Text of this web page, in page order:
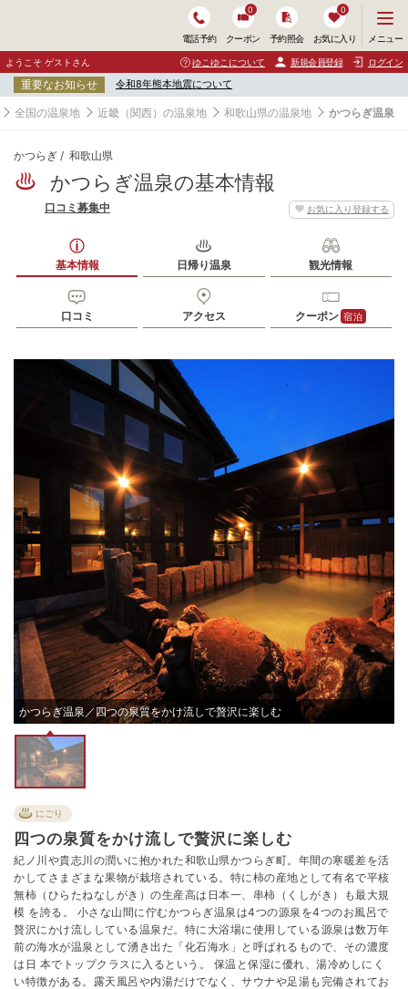
電話予約 クーポン
0
予約照会 お気に入り
0
ニ
ュ
ー
開
く
メニュー
ようこそ ゲストさん ゆこゆこについて 新規会員登録 ログイン
重要なお知らせ 令和8年熊本地震について
全国の温泉地 近畿（関西）の温泉地 和歌山県の温泉地 かつらぎ温泉
かつらぎ 和歌山県
かつらぎ温泉の基本情報
お気に入り登録する
口コミ募集中
基本情報 日帰り温泉 観光情報
口コミ アクセス クーポン 宿泊
かつらぎ温泉／四つの泉質をかけ流しで贅沢に楽しむ
にごり
四つの泉質をかけ流しで贅沢に楽しむ
紀ノ川や貴志川の潤いに抱かれた和歌山県かつらぎ町。年間の寒暖差を活
かしてさまざまな果物が栽培されている。特に柿の産地として有名で平核
無柿（ひらたねなしがき）の生産高は日本一、串柿（くしがき）も最大規
模 を誇る。 小さな山間に佇むかつらぎ温泉は4つの源泉を4つのお風呂で
贅沢にかけ流ししている温泉だ。特に大浴場に使用している源泉は数万年
前の海水が温泉として湧き出た「化石海水」と呼ばれるもので、その濃度
は日 本でトップクラスに入るという。 保温と保湿に優れ、湯冷めしにく
い特徴がある。露天風呂や内湯だけでなく、サウナや足湯も完備されてお